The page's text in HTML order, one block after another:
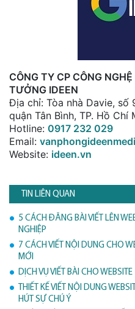
CÔNG TY CP CÔNG
TƯỞNG IDEEN
Địa chỉ: Tòa nhà Davie, số
quận Tân Bình, TP. Hồ Chí
Hotline: 0917 232 029
Email:
Website: ideen.vn
TIN LIÊN QUAN
5 CÁCH ĐĂNG BÀI VIẾT LÊN
NGHIỆP
7 CÁCH VIẾT NỘI DUNG CHO
MỚI
DỊCH VỤ VIẾT BÀI CHO WEBSITE
THIẾT KẾ VIẾT NỘI DUNG
HÚT SỰ CHÚ Ý